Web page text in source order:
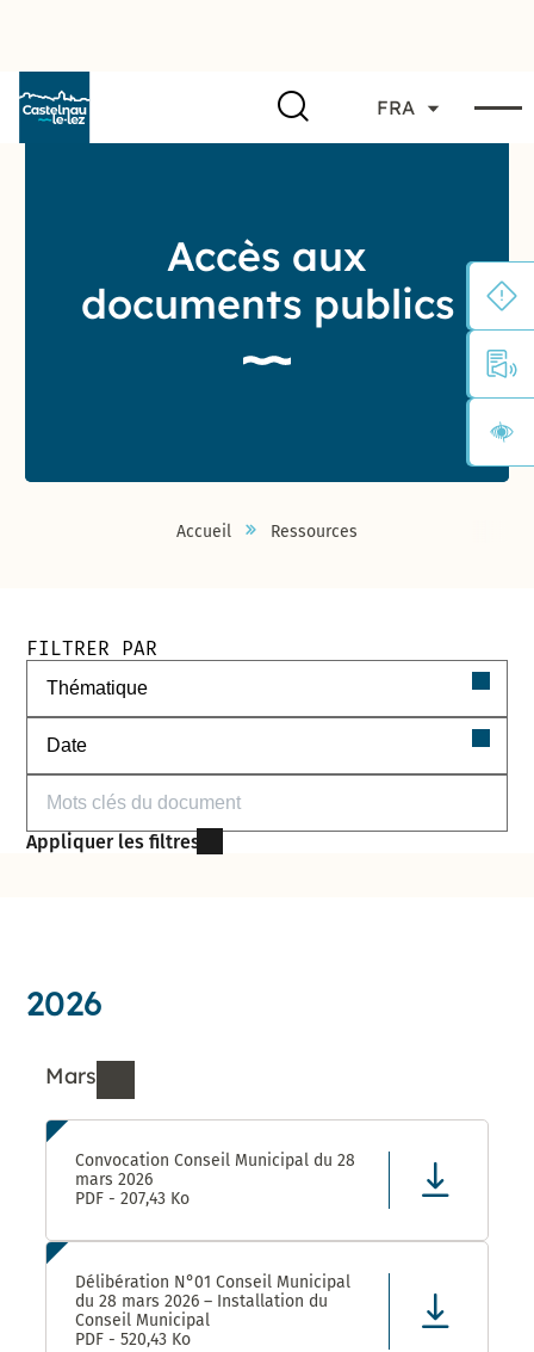
FRA
Accès aux
documents publics
Accueil Ressources
Filtres de recherche des documents
FILTRER PAR
Filtrer par thématique
Filtrer par date
Filtrer par mots-clés
Appliquer les filtres
2026
Mars
Ressources de Mars 2026
Convocation Conseil Municipal du 28
mars 2026
PDF - 207,43 Ko
Délibération N°01 Conseil Municipal
du 28 mars 2026 – Installation du
Conseil Municipal
PDF - 520,43 Ko